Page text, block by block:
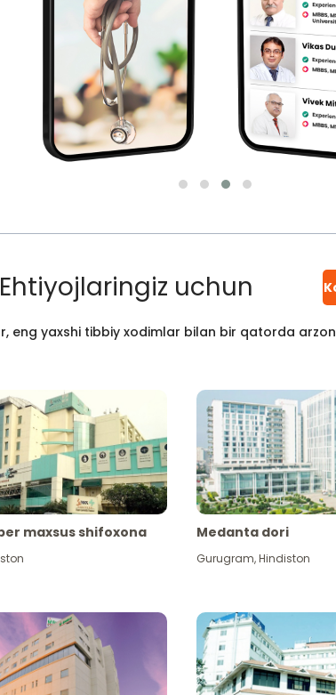
Ehtiyojlaringiz uchun
eng yaxshi tibbiy xodimlar bilan bir qatorda
maxsus shifoxona Medanta dori
Gurugram,Hindiston